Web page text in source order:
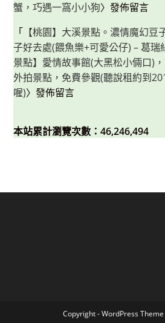
蟹，巧遇一窩小小狗〉發佈留言
「 【桃園】大溪景點。濃情魔幻
子好去處(餵魚樂+可愛公仔) – 葛瑞
景點】愛情故事館(大黑松小倆口)
外拍景點，免費參觀(聽說租約到
喔)〉發佈留言
本站累計瀏覽次數：46,246,494
Copyright - WordPress